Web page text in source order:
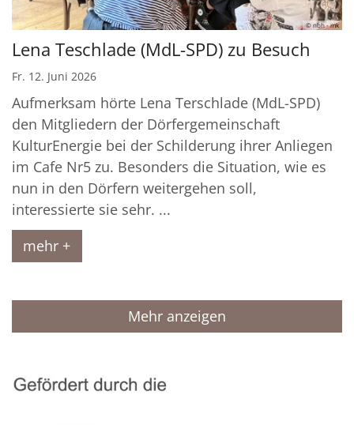
© nbh - mk
Lena Teschlade (MdL-SPD) zu Besuch
Fr. 12. Juni 2026
Aufmerksam hörte Lena Terschlade (MdL-SPD)
den Mitgliedern der Dörfergemeinschaft
KulturEnergie bei der Schilderung ihrer Anliegen
im Cafe Nr5 zu. Besonders die Situation, wie es
nun in den Dörfern weitergehen soll,
interessierte sie sehr. ...
mehr +
Mehr anzeigen